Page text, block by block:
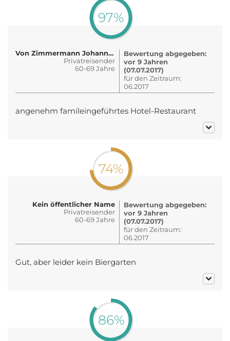
97%
Von Zimmermann Johann L.
Privatreisender
60-69 Jahre
Bewertung abgegeben:
vor 9 Jahren
(07.07.2017)
für den Zeitraum:
06.2017
angenehm famileingeführtes Hotel-Restaurant
74%
Kein öffentlicher Name
Privatreisender
60-69 Jahre
Bewertung abgegeben:
vor 9 Jahren
(07.07.2017)
für den Zeitraum:
06.2017
Gut, aber leider kein Biergarten
86%